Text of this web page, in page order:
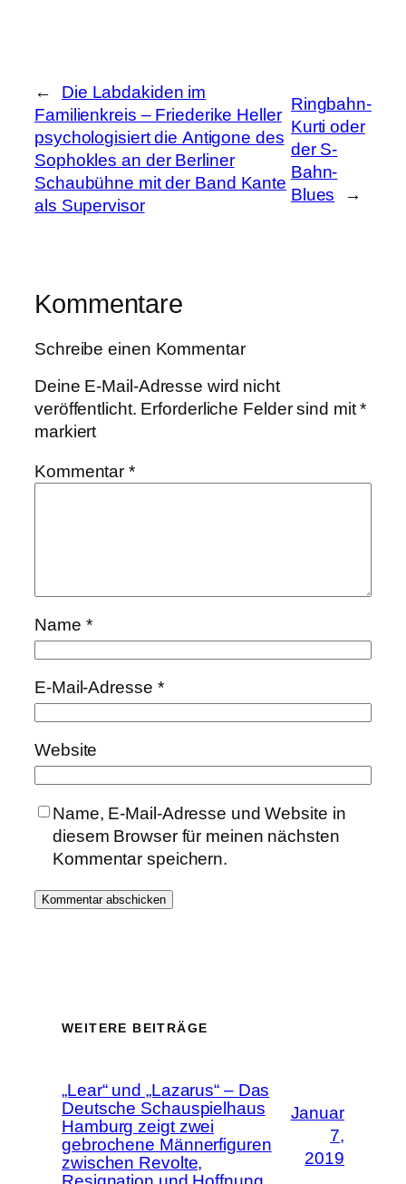
←
Die Labdakiden im
Familienkreis – Friederike Heller
psychologisiert die Antigone des
Sophokles an der Berliner
Schaubühne mit der Band Kante
als Supervisor
Ringbahn-
Kurti oder
der S-
Bahn-
Blues
→
Kommentare
Schreibe einen Kommentar
Deine E-Mail-Adresse wird nicht
veröffentlicht. Erforderliche Felder sind mit*
markiert
Kommentar*
Name *
E-Mail-Adresse *
Website
Name, E-Mail-Adresse und Website in
diesem Browser für meinen nächsten
Kommentar speichern.
WEITERE BEITRÄGE
„Lear“ und „Lazarus“ – Das
Deutsche Schauspielhaus
Hamburg zeigt zwei
gebrochene Männerfiguren
zwischen Revolte,
Januar
7,
2019